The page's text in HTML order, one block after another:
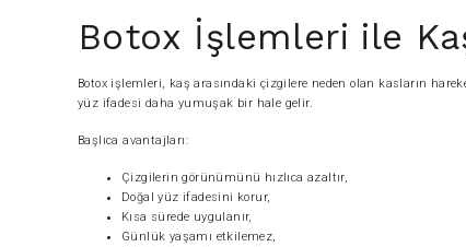
Botox İşlemleri ile
Botox işlemleri, kaş arasındaki çizgilere neden olan kasların
yüz ifadesi daha yumuşak bir hale gelir.
Başlıca avantajları:
Çizgilerin görünümünü hızlıca azaltır,
Doğal yüz ifadesini korur,
Kısa sürede uygulanır,
Günlük yaşamı etkilemez,